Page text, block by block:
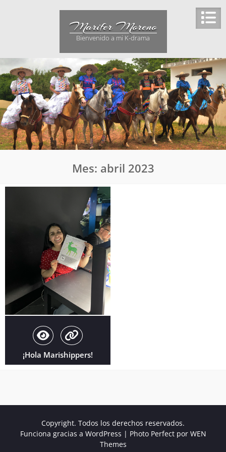
Marifer Moreno
Bienvenido a mi K-drama
Mes: abril 2023
¡Hola Marishippers!
Copyright. Todos los derechos reservados.
Funciona gracias a WordPress | Photo Perfect por WEN
Themes